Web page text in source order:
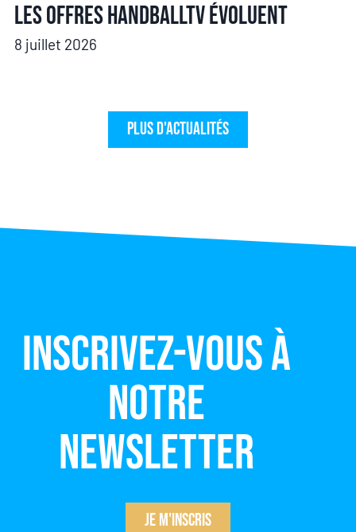
Les offres HandballTV évoluent
8 juillet 2026
Plus d'actualités
Inscrivez-vous à
notre
newsletter
Je m'inscris